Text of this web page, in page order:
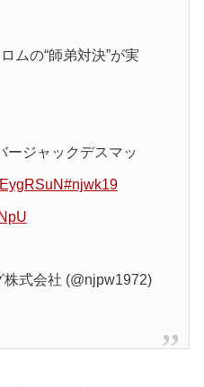
ムの“師弟対決”が実
ージャックデスマッ
#njwk19
式会社 (@njpw1972)